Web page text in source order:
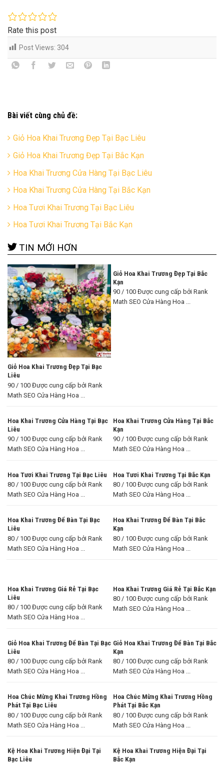
Rate this post
Post Views: 304
Bài viết cùng chủ đề:
Giỏ Hoa Khai Trương Đẹp Tại Bạc Liêu
Giỏ Hoa Khai Trương Đẹp Tại Bắc Kạn
Hoa Khai Trương Cửa Hàng Tại Bạc Liêu
Hoa Khai Trương Cửa Hàng Tại Bắc Kạn
Hoa Tươi Khai Trương Tại Bạc Liêu
Hoa Tươi Khai Trương Tại Bắc Kạn
TIN MỚI HƠN
Giỏ Hoa Khai Trương Đẹp Tại Bạc
Liêu
90 / 100 Được cung cấp bởi Rank
Math SEO Cửa Hàng Hoa ...
Giỏ Hoa Khai Trương Đẹp Tại Bắc
Kạn
90 / 100 Được cung cấp bởi Rank
Math SEO Cửa Hàng Hoa ...
Hoa Khai Trương Cửa Hàng Tại Bạc
Liêu
90 / 100 Được cung cấp bởi Rank
Math SEO Cửa Hàng Hoa ...
Hoa Khai Trương Cửa Hàng Tại Bắc
Kạn
90 / 100 Được cung cấp bởi Rank
Math SEO Cửa Hàng Hoa ...
Hoa Tươi Khai Trương Tại Bạc Liêu
80 / 100 Được cung cấp bởi Rank
Math SEO Cửa Hàng Hoa ...
Hoa Tươi Khai Trương Tại Bắc Kạn
80 / 100 Được cung cấp bởi Rank
Math SEO Cửa Hàng Hoa ...
Hoa Khai Trương Để Bàn Tại Bạc
Liêu
80 / 100 Được cung cấp bởi Rank
Math SEO Cửa Hàng Hoa ...
Hoa Khai Trương Để Bàn Tại Bắc
Kạn
80 / 100 Được cung cấp bởi Rank
Math SEO Cửa Hàng Hoa ...
Hoa Khai Trương Giá Rẻ Tại Bạc
Liêu
80 / 100 Được cung cấp bởi Rank
Math SEO Cửa Hàng Hoa ...
Hoa Khai Trương Giá Rẻ Tại Bắc Kạn
80 / 100 Được cung cấp bởi Rank
Math SEO Cửa Hàng Hoa ...
Giỏ Hoa Khai Trương Để Bàn Tại Bạc
Liêu
80 / 100 Được cung cấp bởi Rank
Math SEO Cửa Hàng Hoa ...
Giỏ Hoa Khai Trương Để Bàn Tại Bắc
Kạn
80 / 100 Được cung cấp bởi Rank
Math SEO Cửa Hàng Hoa ...
Hoa Chúc Mừng Khai Trương Hồng
Phát Tại Bạc Liêu
80 / 100 Được cung cấp bởi Rank
Math SEO Cửa Hàng Hoa ...
Hoa Chúc Mừng Khai Trương Hồng
Phát Tại Bắc Kạn
80 / 100 Được cung cấp bởi Rank
Math SEO Cửa Hàng Hoa ...
Kệ Hoa Khai Trương Hiện Đại Tại
Bạc Liêu
Kệ Hoa Khai Trương Hiện Đại Tại
Bắc Kạn